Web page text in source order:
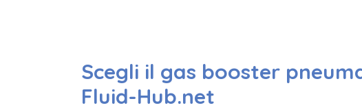
Scegli il gas booster
Fluid-Hub.net